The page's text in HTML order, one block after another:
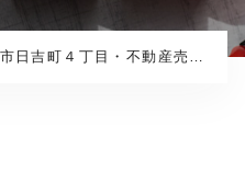
函館市日吉町４丁目・不動産売却査定のご依頼